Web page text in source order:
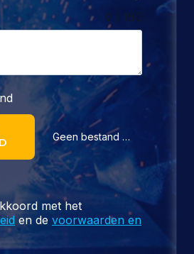
0 / 180
Geen bestand gekozen
met het
en de voorwaarden en